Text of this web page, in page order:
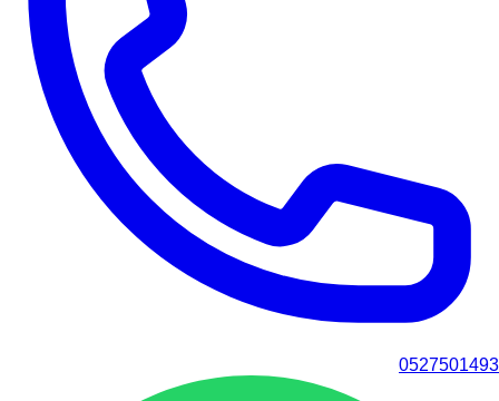
0527501493